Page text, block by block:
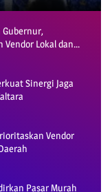
Gubernur,
Vendor Lokal dan
Sinergi Jaga
Vendor
Pasar Murah